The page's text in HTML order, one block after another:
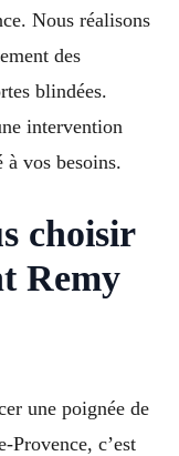
Nous réalisons
des
blindées.
intervention
à vos besoins.
choisir
Remy
une poignée de
Provence, c’est